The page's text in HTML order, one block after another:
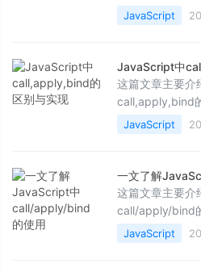
介绍的非常详细
趣的小伙伴们可
JavaScript
JavaScript中
这篇文章主要
call,apply,bind
题思想展开详细
价值，需要的小
JavaScript
一文了解
这篇文章主要
call/apply/bind
细的内容介绍，
朋友可以参考一下
JavaScript